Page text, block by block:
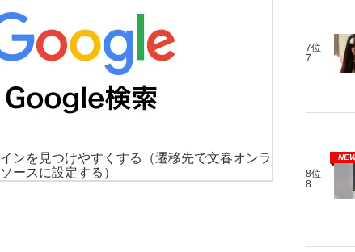
ンを見つけやすくする
（遷移先で文春オンラ
ースに設定する）
7位
7
8位
8